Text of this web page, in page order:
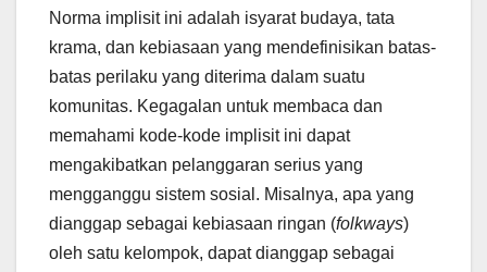
Norma implisit ini adalah isyarat budaya, tata
krama, dan kebiasaan yang mendefinisikan batas-
batas perilaku yang diterima dalam suatu
komunitas. Kegagalan untuk membaca dan
memahami kode-kode implisit ini dapat
mengakibatkan pelanggaran serius yang
mengganggu sistem sosial. Misalnya, apa yang
dianggap sebagai kebiasaan ringan (folkways)
oleh satu kelompok, dapat dianggap sebagai